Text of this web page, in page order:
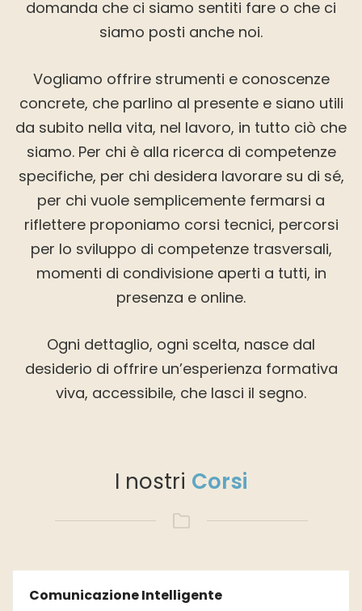
domanda che ci siamo sentiti fare o che ci
siamo posti anche noi.
Vogliamo offrire strumenti e conoscenze
concrete, che parlino al presente e siano utili
da subito nella vita, nel lavoro, in tutto ciò che
siamo. Per chi è alla ricerca di competenze
specifiche, per chi desidera lavorare su di sé,
per chi vuole semplicemente fermarsi a
riflettere proponiamo corsi tecnici, percorsi
per lo sviluppo di competenze trasversali,
momenti di condivisione aperti a tutti, in
presenza e online.
Ogni dettaglio, ogni scelta, nasce dal
desiderio di offrire un’esperienza formativa
viva, accessibile, che lasci il segno.
I nostri Corsi
TOP
Comunicazione Intelligente